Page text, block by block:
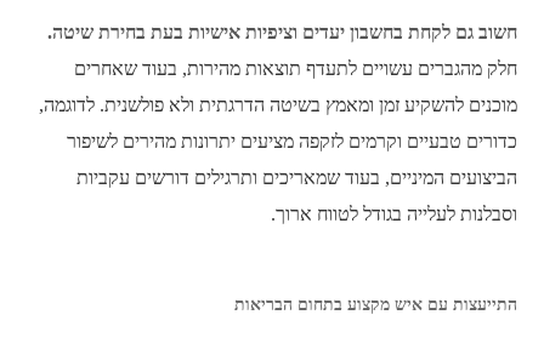
חשוב גם לקחת בחשבון יעדים וציפיות אישיות בעת בחירת שיטה.
חלק מהגברים עשויים לתעדף תוצאות מהירות, בעוד שאחרים
מוכנים להשקיע זמן ומאמץ בשיטה הדרגתית ולא פולשנית. לדוגמה,
כדורים טבעיים וקרמים לזקפה מציעים יתרונות מהירים לשיפור
הביצועים המיניים, בעוד שמאריכים ותרגילים דורשים עקביות
וסבלנות לעלייה בגודל לטווח ארוך.
התייעצות עם איש מקצוע בתחום הבריאות